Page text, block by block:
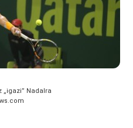
„igazi” Nadalra